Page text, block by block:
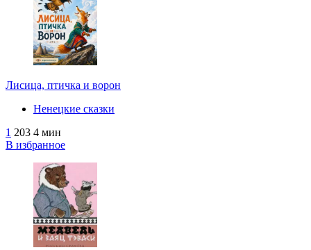
Лисица, птичка и ворон
Ненецкие сказки
1 203 4 мин
В избранное